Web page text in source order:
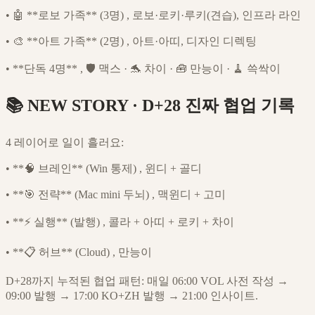
• 🤖 **로보 가족** (3명) , 로보·로키·루키(견습), 인프라 라인
• 🎨 **아트 가족** (2명) , 아트·아띠, 디자인 디렉팅
• **단독 4명** , 🛡️ 맥스 · 🐬 차이 · 🧰 만능이 · 🧹 쓱싹이
📚 NEW STORY · D+28 진짜 협업 기록
4 레이어로 일이 흘러요:
• **🧠 브레인** (Win 통제) , 윈디 + 골디
• **🎯 전략** (Mac mini 두뇌) , 맥윈디 + 고미
• **⚡ 실행** (발행) , 콜라 + 아띠 + 로키 + 차이
• **📋 허브** (Cloud) , 만능이
D+28까지 누적된 협업 패턴: 매일 06:00 VOL 사전 작성 →
09:00 발행 → 17:00 KO+ZH 발행 → 21:00 인사이트.